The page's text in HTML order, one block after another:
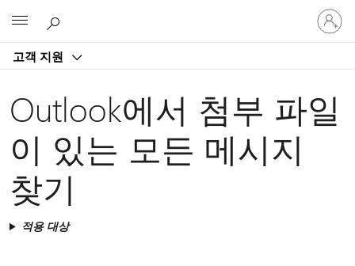
고객 지원
귀
하
계
그
인
Outlook에서 첨부 파일
이 있는 모든 메시지
찾기
적용 대상